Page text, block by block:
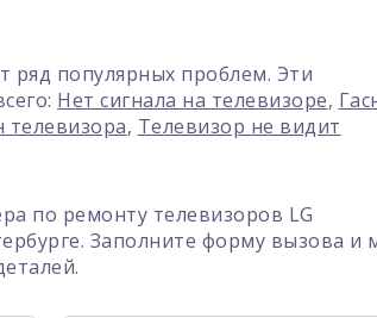
ряд популярных проблем. Эти
Нет сигнала на телевизоре,
, Телевизор не видит
по ремонту телевизоров LG
Заполните форму вызова и